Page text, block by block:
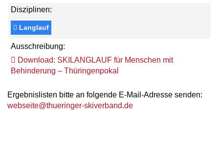
Disziplinen:
Langlauf
Ausschreibung:
Download: SKILANGLAUF für Menschen mit
Behinderung – Thüringenpokal
Ergebnislisten bitte an folgende E-Mail-Adresse senden:
webseite@thueringer-skiverband.de